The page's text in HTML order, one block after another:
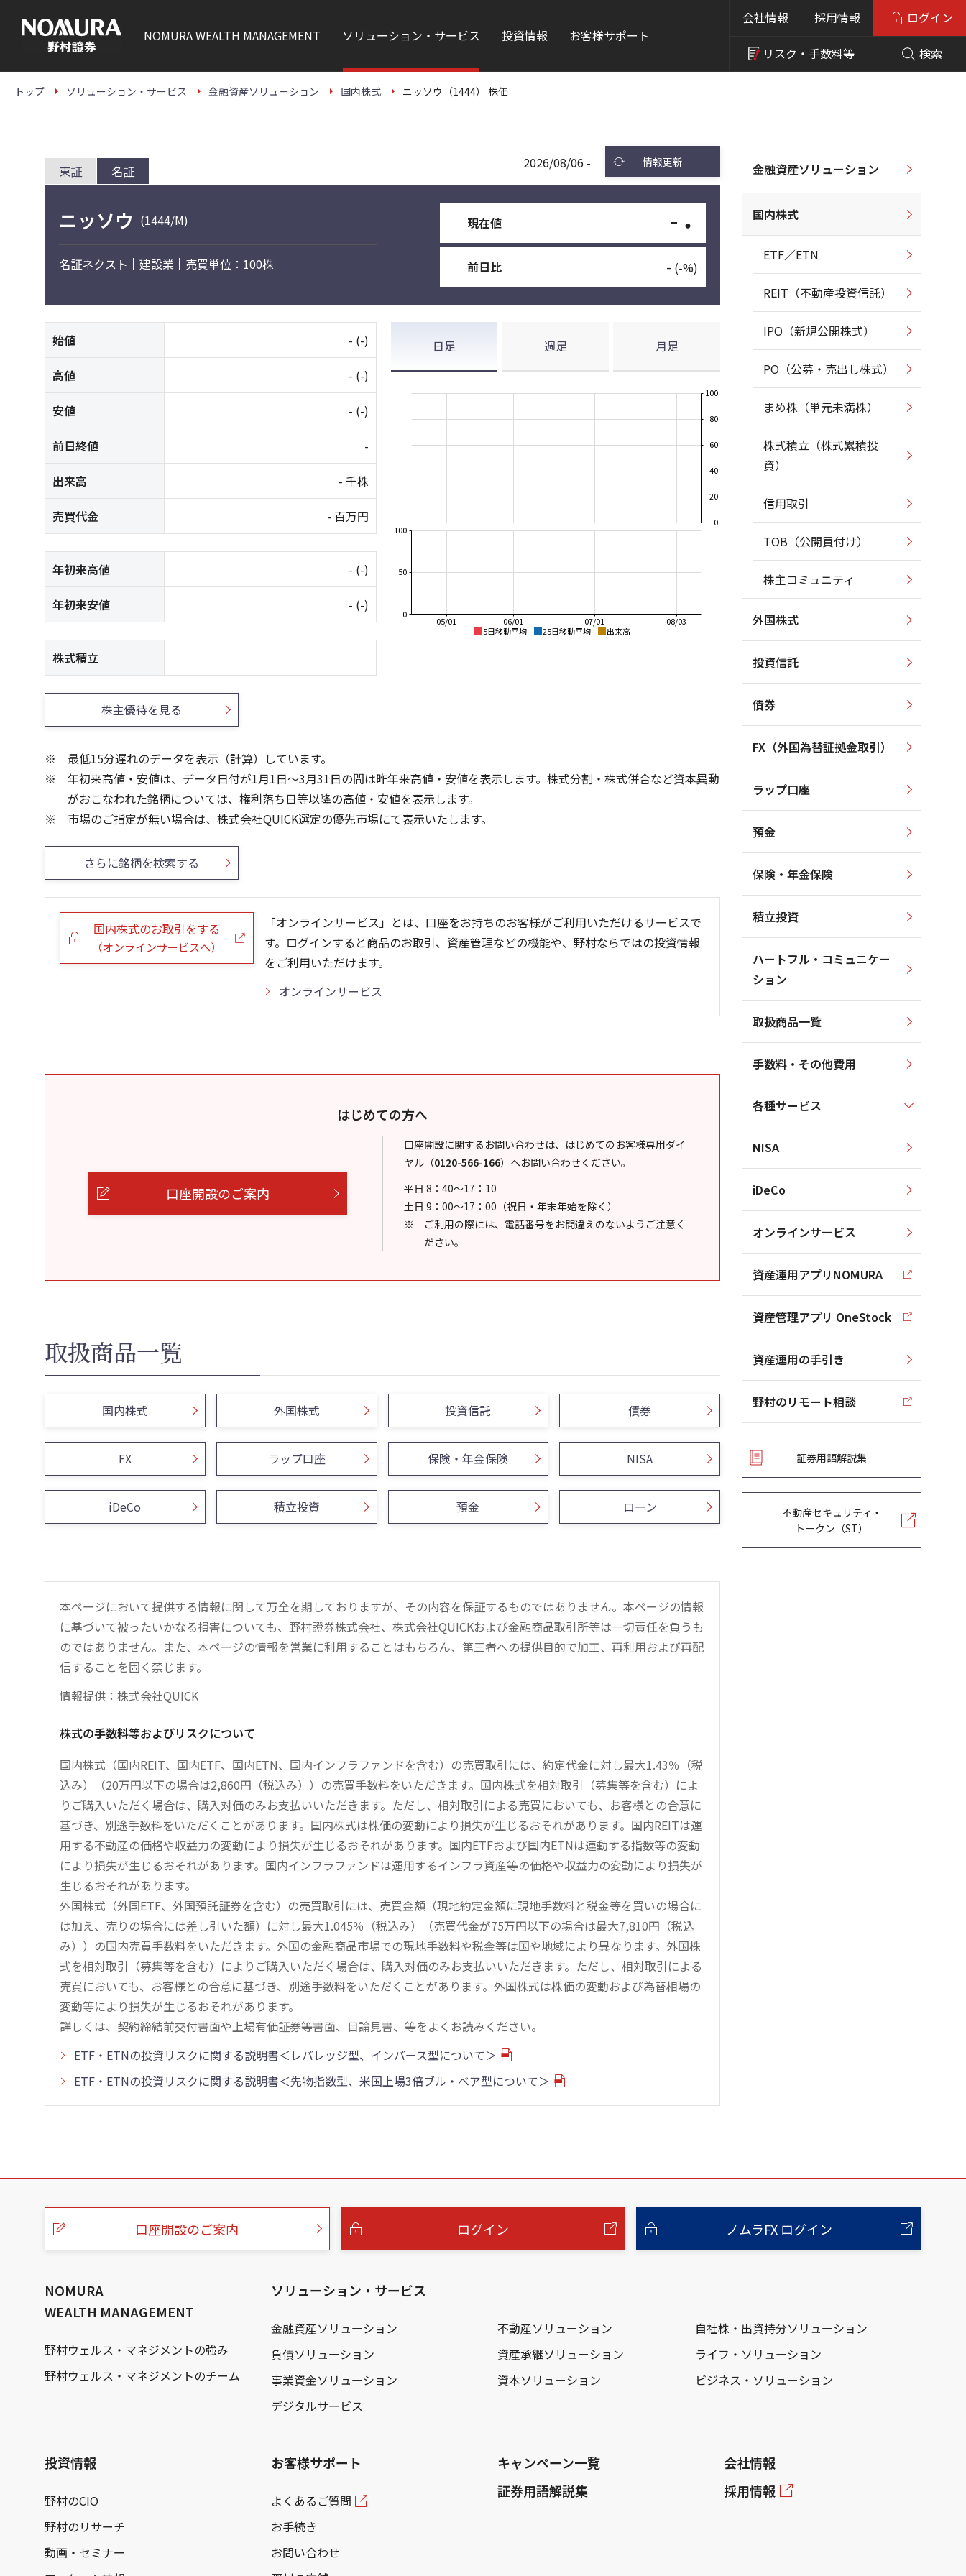
本
NOMURAWEALTH MANAGEMENT ソリューション・サービス 投資情報 お客様サポート
会社情報 採用情報
リスク・ 手数料等 検索
ログイン
トップ ソリューション・サービス 金融資産ソリューション 国内株式 ニッソウ（1444） 株価
東証 名証 2026/08/06 - 情報更新
ニッソウ (1444/M)
名証ネクスト 建設業 売買単位：100株
現在値 - ・
前日比 - (-%)
始値 - (-)
高値 - (-)
安値 - (-)
前日終値 -
出来高 - 千株
売買代金 - 百万円
年初来高値 - (-)
年初来安値 - (-)
株式積立
日足 週足 月足
5日移動平均 25日移動平均 出来高
08/03
07/01
06/01
05/01
0
20
40
60
80
100
0
50
100
13週移動平均 26週移動平均 出来高
100
5ヶ月移動平均 25ヶ月移動平均 出来高(千)
3
4
株主優待を見る
最低15分遅れのデータを表示（計算）しています。
年初来高値・安値は、データ日付が1月1日～3月31日の間は昨年来高値・安値を表示します。株式分割・株式併合など資本異動
がおこなわれた銘柄については、権利落ち日等以降の高値・安値を表示します。
市場のご指定が無い場合は、株式会社QUICK選定の優先市場にて表示いたします。
さらに銘柄を検索する
国内株式のお取引をする
（オンラインサービスへ）
「オンラインサービス」とは、口座をお持ちのお客様がご利用いただけるサービスで
す。ログインすると商品のお取引、資産管理などの機能や、野村ならではの投資情報
をご利用いただけます。
オンラインサービス
はじめての方へ
口座開設のご案内
口座開設に関するお問い合わせは、はじめてのお客様専用ダイ
ヤル （0120-566-166） へお問い合わせください。
平日 8：40～17：10
土日 9：00～17：00（祝日・年末年始を除く）
ご利用の際には、電話番号をお間違えのないようご注意く
ださい。
取扱商品一覧
国内株式 外国株式 投資信託 債券
FX ラップ口座 保険・年金保険 NISA
iDeCo 積立投資 預金 ローン
本ページにおいて提供する情報に関して万全を期しておりますが、その内容を保証するものではありません。本ページの情報
に基づいて被ったいかなる損害についても、野村證券株式会社、株式会社QUICKおよび金融商品取引所等は一切責任を負うも
のではありません。また、本ページの情報を営業に利用することはもちろん、第三者への提供目的で加工、再利用および再配
信することを固く禁じます。
情報提供：株式会社QUICK
株式の手数料等およびリスクについて
国内株式（国内REIT、国内ETF、国内ETN、国内インフラファンドを含む）の売買取引には、約定代金に対し最大1.43％（税
込み）（20万円以下の場合は2,860円（税込み））の売買手数料をいただきます。国内株式を相対取引（募集等を含む）によ
りご購入いただく場合は、購入対価のみお支払いいただきます。ただし、相対取引による売買においても、お客様との合意に
基づき、別途手数料をいただくことがあります。国内株式は株価の変動により損失が生じるおそれがあります。国内REITは運
用する不動産の価格や収益力の変動により損失が生じるおそれがあります。国内ETFおよび国内ETNは連動する指数等の変動
により損失が生じるおそれがあります。国内インフラファンドは運用するインフラ資産等の価格や収益力の変動により損失が
生じるおそれがあります。
外国株式（外国ETF、外国預託証券を含む）の売買取引には、売買金額（現地約定金額に現地手数料と税金等を買いの場合に
は加え、売りの場合には差し引いた額）に対し最大1.045％（税込み）（売買代金が75万円以下の場合は最大7,810円（税込
み））の国内売買手数料をいただきます。外国の金融商品市場での現地手数料や税金等は国や地域により異なります。外国株
式を相対取引（募集等を含む）によりご購入いただく場合は、購入対価のみお支払いいただきます。ただし、相対取引による
売買においても、お客様との合意に基づき、別途手数料をいただくことがあります。外国株式は株価の変動および為替相場の
変動等により損失が生じるおそれがあります。
詳しくは、契約締結前交付書面や上場有価証券等書面、目論見書、等をよくお読みください。
ETF・ETNの投資リスクに関する説明書＜レバレッジ型、インバース型について＞
ETF・ETNの投資リスクに関する説明書＜先物指数型、米国上場3倍ブル・ベア型について＞
金融資産ソリューション
国内株式
ETF／ETN
REIT（不動産投資信託）
IPO（新規公開株式）
PO（公募・売出し株式）
まめ株（単元未満株）
株式積立（株式累積投
資）
信用取引
TOB（公開買付け）
株主コミュニティ
外国株式
投資信託
債券
FX（外国為替証拠金取引）
ラップ口座
預金
保険・年金保険
積立投資
ハートフル・コミュニケー
ション
取扱商品一覧
手数料・その他費用
各種サービス
NISA
iDeCo
オンラインサービス
資産運用アプリNOMURA
資産管理アプリ OneStock
資産運用の手引き
野村のリモート相談
証券用語解説集
不動産セキュリティ・
トークン（ST）
こ
口座開設のご案内 ログイン ノムラFX ログイン
NOMURA
WEALTH MANAGEMENT
野村ウェルス・マネジメントの強み
野村ウェルス・マネジメントのチーム
ソリューション・サービス
金融資産ソリューション 不動産ソリューション
自社株・出資持分ソリューション
負債ソリューション
資産承継ソリューション
ライフ・ソリューション
事業資金ソリューション
資本ソリューション
ビジネス・ソリューション
デジタルサービス
投資情報
野村のCIO
野村のリサーチ
動画・セミナー
お客様サポート
よくあるご質問
お手続き
お問い合わせ
キャンペーン一覧
証券用語解説集
会社情報
採用情報